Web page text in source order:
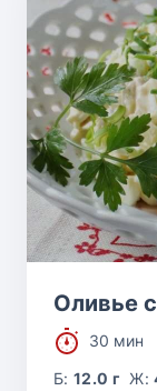
Оливье
30 мин
Б:12.0 г Ж: